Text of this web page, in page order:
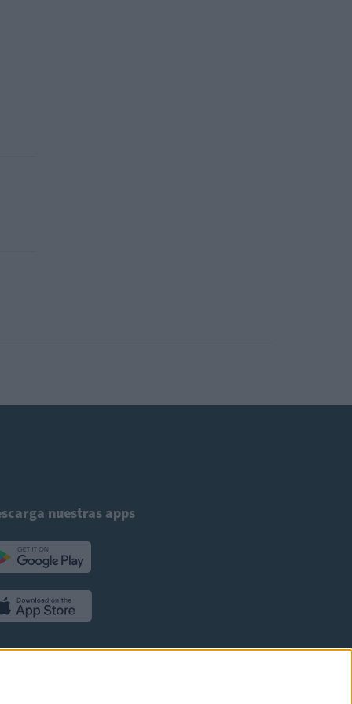
nuestras apps